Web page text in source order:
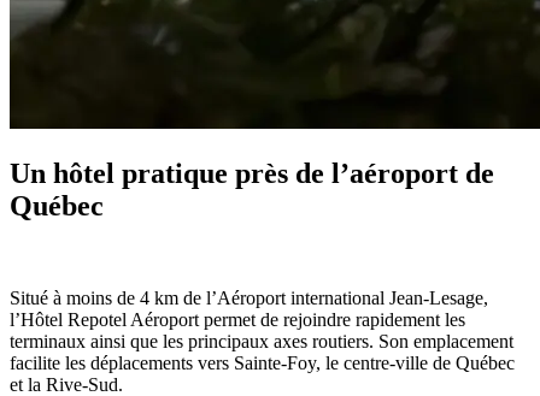
Un hôtel pratique près de l’aéroport de
Québec
Situé à moins de 4 km de l’Aéroport international Jean-Lesage,
l’Hôtel Repotel Aéroport permet de rejoindre rapidement les
terminaux ainsi que les principaux axes routiers. Son emplacement
facilite les déplacements vers Sainte-Foy, le centre-ville de Québec
et la Rive-Sud.